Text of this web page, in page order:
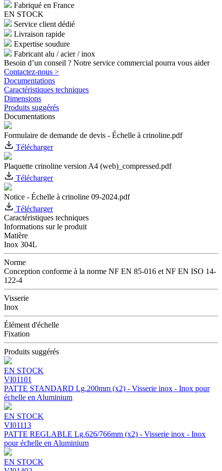
Fabriqué en France
EN STOCK
Service client dédié
Livraison rapide
Expertise soudure
Fabricant alu / acier / inox
Besoin d’un conseil ? Notre service commercial pourra vous aider
Contactez-nous >
Documentations
Caractéristiques techniques
Dimensions
Produits suggérés
Documentations
Formulaire de demande de devis - Échelle à crinoline.pdf
Télécharger
Plaquette crinoline version A4 (web)_compressed.pdf
Télécharger
Notice - Échelle à crinoline 09-2024.pdf
Télécharger
Caractéristiques techniques
Informations sur le produit
Matière
Inox 304L
Norme
Conception conforme à la norme NF EN 85-016 et NF EN ISO 14-
122-4
Visserie
Inox
Élément d'échelle
Fixation
Produits suggérés
EN STOCK
VI01101
PATTE STANDARD Lg.200mm (x2) - Visserie inox - Inox pour
échelle en Aluminium
EN STOCK
VI01113
PATTE REGLABLE Lg.626/766mm (x2) - Visserie inox - Inox
pour échelle en Aluminium
EN STOCK